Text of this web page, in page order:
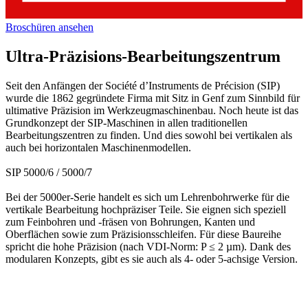
Broschüren ansehen
Ultra-Präzisions-Bearbeitungszentrum
Seit den Anfängen der Société d’Instruments de Précision (SIP)
wurde die 1862 gegründete Firma mit Sitz in Genf zum Sinnbild für
ultimative Präzision im Werkzeugmaschinenbau. Noch heute ist das
Grundkonzept der SIP-Maschinen in allen traditionellen
Bearbeitungszentren zu finden. Und dies sowohl bei vertikalen als
auch bei horizontalen Maschinenmodellen.
SIP 5000/6 / 5000/7
Bei der 5000er-Serie handelt es sich um Lehrenbohrwerke für die
vertikale Bearbeitung hochpräziser Teile. Sie eignen sich speziell
zum Feinbohren und -fräsen von Bohrungen, Kanten und
Oberflächen sowie zum Präzisionsschleifen. Für diese Baureihe
spricht die hohe Präzision (nach VDI-Norm: P ≤ 2 µm). Dank des
modularen Konzepts, gibt es sie auch als 4- oder 5-achsige Version.